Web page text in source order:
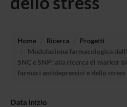
Home Ricerca
Progetti
Modulazione farmacologica
SNC e SNP: alla ricerca di marker
farmaci antidepressivi e dello stress
Data inizio